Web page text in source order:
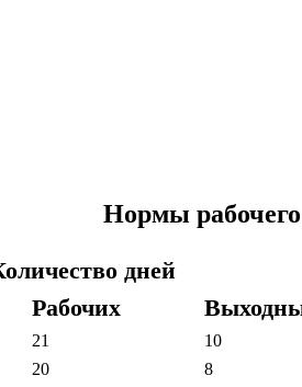
Нормы
дней
Рабочих
21 10
20 8